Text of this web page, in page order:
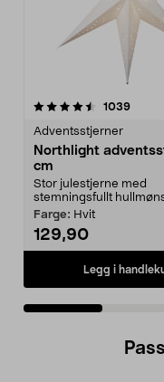
1039
Adventsstjerner
Northlight
cm
Stor julestjerne med
stemningsfullt
Farge: Hvit
129,90
Legg i
3.0 av 5 stjerner